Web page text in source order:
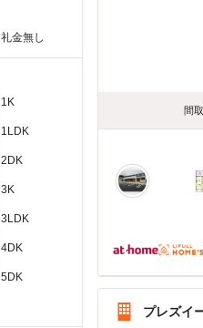
礼金無し
1K
1LDK
2DK
3K
3LDK
4DK
5DK
間
プレズイ